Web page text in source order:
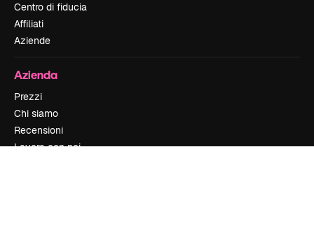
Centro di fiducia
Affiliati
Aziende
Azienda
Prezzi
Chi siamo
Recensioni
Lavora con noi